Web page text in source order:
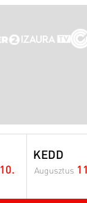
10.
KEDD
Augusztus